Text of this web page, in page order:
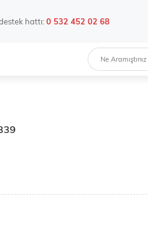
hattı:0 532 452 02 68